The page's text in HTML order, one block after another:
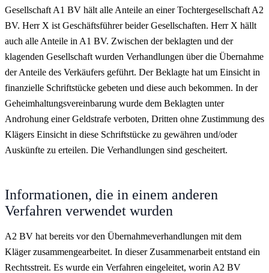
Gesellschaft A1 BV hält alle Anteile an einer Tochtergesellschaft A2
BV. Herr X ist Geschäftsführer beider Gesellschaften. Herr X hällt
auch alle Anteile in A1 BV. Zwischen der beklagten und der
klagenden Gesellschaft wurden Verhandlungen über die Übernahme
der Anteile des Verkäufers geführt. Der Beklagte hat um Einsicht in
finanzielle Schriftstücke gebeten und diese auch bekommen. In der
Geheimhaltungsvereinbarung wurde dem Beklagten unter
Androhung einer Geldstrafe verboten, Dritten ohne Zustimmung des
Klägers Einsicht in diese Schriftstücke zu gewähren und/oder
Auskünfte zu erteilen. Die Verhandlungen sind gescheitert.
Informationen, die in einem anderen
Verfahren verwendet wurden
A2 BV hat bereits vor den Übernahmeverhandlungen mit dem
Kläger zusammengearbeitet. In dieser Zusammenarbeit entstand ein
Rechtsstreit. Es wurde ein Verfahren eingeleitet, worin A2 BV